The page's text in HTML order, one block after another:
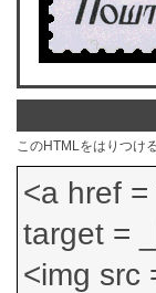
このHTMLをはりつけ